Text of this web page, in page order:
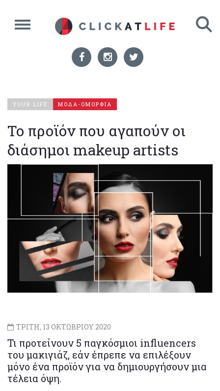
YOUR LIFE ΜΟΔΑ-ΟΜΟΡΦΙΑ
Το προϊόν που αγαπούν οι
διάσημοι makeup artists
ΤΡΙΤΗ, 13 ΟΚΤΩΒΡΙΟΥ 2020
Τι προτείνουν 5 παγκόσμιοι influencers
του μακιγιάζ, εάν έπρεπε να επιλέξουν
μόνο ένα προϊόν για να δημιουργήσουν μια
τέλεια όψη.